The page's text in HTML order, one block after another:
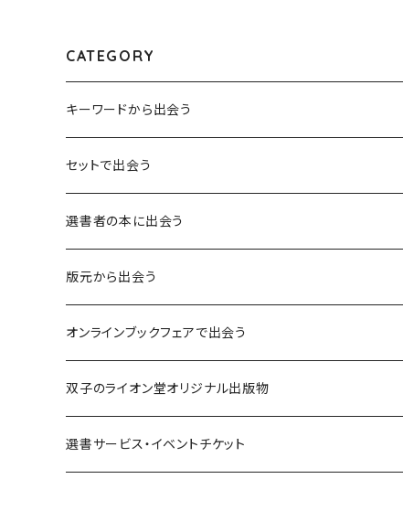
CATEGORY
キーワードから出会う
言葉：思考の種となるもの
異界：日常から離れた視点
意志：自ら進む力
解体：固定観念を壊す
熱源：情熱を呼び起こす
共鳴：他者や世界とつながる
セットで出会う
選書者の本に出会う
版元から出会う
荒蝦夷フェア
クオン
寿郎社
オンラインブックフェアで出会う
本屋発の文芸誌『しししし』フェア！！
韓国文学フェア！！
双子のライオン堂オリジナル出版物
書籍
選書サービス・イベントチケット